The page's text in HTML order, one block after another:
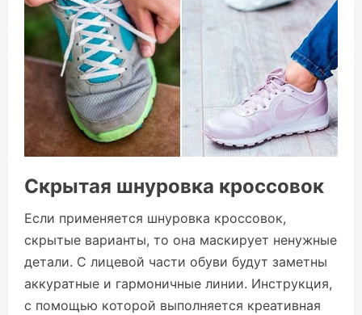
Скрытая шнуровка кроссовок
Если применяется шнуровка кроссовок,
скрытые варианты, то она маскирует ненужные
детали. С лицевой части обуви будут заметны
аккуратные и гармоничные линии. Инструкция,
с помощью которой выполняется креативная